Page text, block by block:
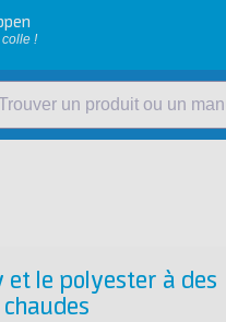
!
un produit ou un
le polyester à des